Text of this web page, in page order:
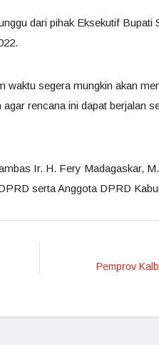
dari pihak Eksekutif Bupati
waktu segera mungkin akan
rencana ini dapat berjalan
Ir. H. Fery Madagaskar,
serta Anggota DPRD
Pemprov